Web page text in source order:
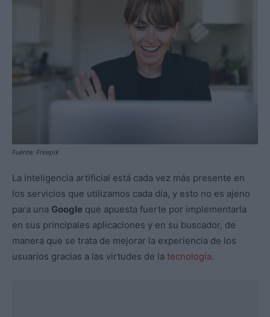
Fuente: Freepik
La inteligencia artificial está cada vez más presente en
los servicios que utilizamos cada día, y esto no es ajeno
para una Google que apuesta fuerte por implementarla
en sus principales aplicaciones y en su buscador, de
manera que se trata de mejorar la experiencia de los
usuarios gracias a las virtudes de la tecnología.